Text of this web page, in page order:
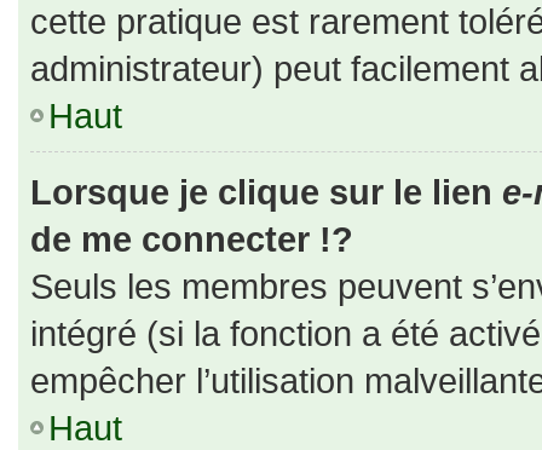
cette pratique est rarement
administrateur) peut facilement
Haut
Lorsque je clique sur le lien
de me connecter !?
Seuls les membres peuvent
intégré (si la fonction a été
empêcher l’utilisation
Haut